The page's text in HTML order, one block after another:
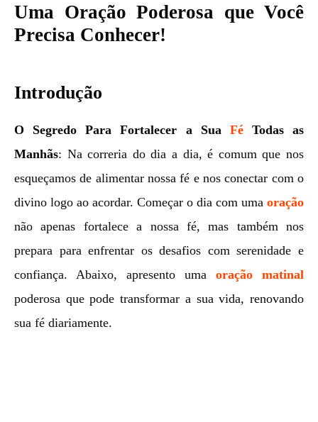
Uma Oração Poderosa que Você
Precisa Conhecer!
Introdução
O Segredo Para Fortalecer a Sua FéTodas as
Manhãs: Na correria do dia a dia, é comum que nos
esqueçamos de alimentar nossa fé e nos conectar com o
divino logo ao acordar. Começar o dia com uma oração
não apenas fortalece a nossa fé, mas também nos
prepara para enfrentar os desafios com serenidade e
confiança. Abaixo, apresento uma oração matinal
poderosa que pode transformar a sua vida, renovando
sua fé diariamente.